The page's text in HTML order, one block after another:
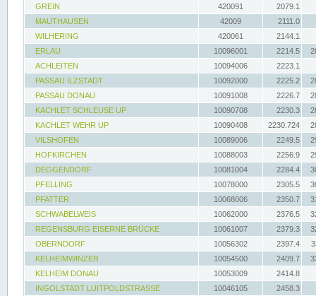
GREIN
420091
2079.1
MAUTHAUSEN
42009
2111.0
WILHERING
420061
2144.1
ERLAU
10096001 2214.5
ACHLEITEN
10094006
2223.1
PASSAU ILZSTADT
10092000 2225.2
PASSAU DONAU
10091008 2226.7
KACHLET SCHLEUSE UP
10090708 2230.3
KACHLET WEHR UP
10090408 2230.724
VILSHOFEN
10089006 2249.5
HOFKIRCHEN
10088003 2256.9
DEGGENDORF
10081004 2284.4
PFELLING
10078000 2305.5
PFATTER
10068006 2350.7
SCHWABELWEIS
10062000 2376.5
REGENSBURG EISERNE BRÜCKE
10061007 2379.3
OBERNDORF
10056302 2397.4
KELHEIMWINZER
10054500 2409.7
KELHEIM DONAU
10053009
2414.8
INGOLSTADT LUITPOLDSTRASSE
10046105
2458.3